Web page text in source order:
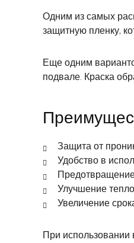
Одним из самых
защитную пленку,
Еще одним
подвале. Краска
Защита от
Удобство в
Улучшение
Увеличение
При использовании